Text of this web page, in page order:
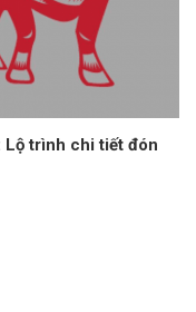
Lộ trình chi tiết đón